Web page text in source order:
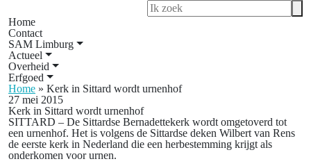
Home
Contact
SAM Limburg
Actueel
Overheid
Erfgoed
Home » Kerk in Sittard wordt urnenhof
27 mei 2015
Kerk in Sittard wordt urnenhof
SITTARD – De Sittardse Bernadettekerk wordt omgetoverd tot
een urnenhof. Het is volgens de Sittardse deken Wilbert van Rens
de eerste kerk in Nederland die een herbestemming krijgt als
onderkomen voor urnen.